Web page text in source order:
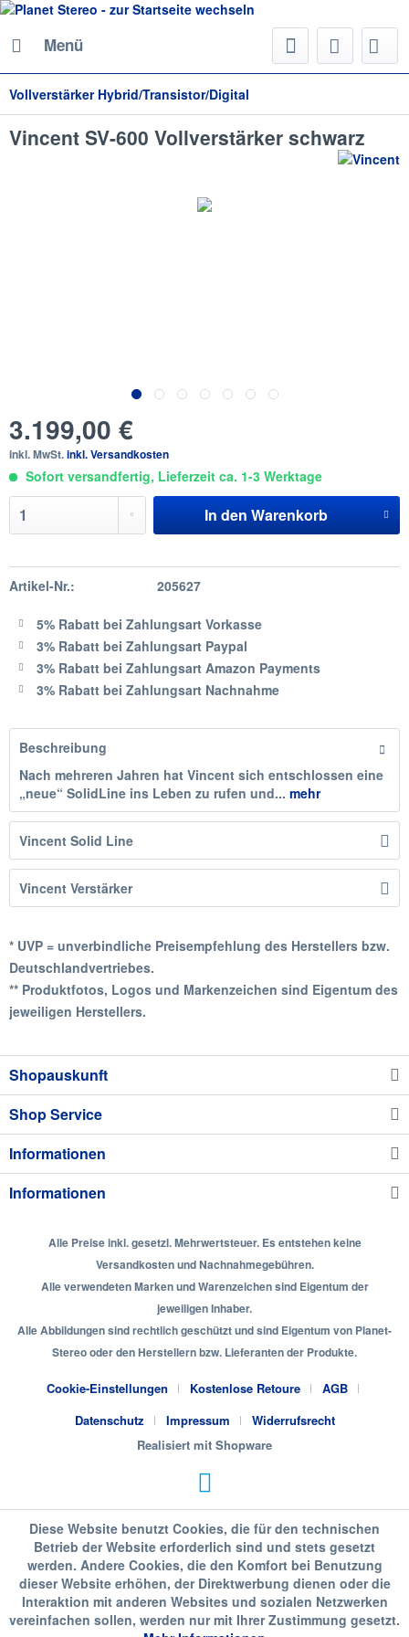
Menü
Vollverstärker Hybrid/Transistor/Digital
Vincent SV-600 Vollverstärker schwarz
3.199,00 €
inkl. MwSt.inkl. Versandkosten
Sofort versandfertig, Lieferzeit ca. 1-3 Werktage
In den Warenkorb
Artikel-Nr.: 205627
5% Rabatt bei Zahlungsart Vorkasse
3% Rabatt bei Zahlungsart Paypal
3% Rabatt bei Zahlungsart Amazon Payments
3% Rabatt bei Zahlungsart Nachnahme
Beschreibung
Nach mehreren Jahren hat Vincent sich entschlossen eine
„neue“ SolidLine ins Leben zu rufen und... mehr
Vincent Solid Line
Vincent Verstärker
* UVP = unverbindliche Preisempfehlung des Herstellers bzw.
Deutschlandvertriebes.
** Produktfotos, Logos und Markenzeichen sind Eigentum des
jeweiligen Herstellers.
Shopauskunft
Shop Service
Informationen
Informationen
Alle Preise inkl. gesetzl. Mehrwertsteuer. Es entstehen keine
Versandkosten und Nachnahmegebühren.
Alle verwendeten Marken und Warenzeichen sind Eigentum der
jeweiligen Inhaber.
Alle Abbildungen sind rechtlich geschützt und sind Eigentum von Planet-
Stereo oder den Herstellern bzw. Lieferanten der Produkte.
Cookie-Einstellungen Kostenlose Retoure
AGB
Datenschutz
Impressum
Widerrufsrecht
Realisiert mit Shopware
Diese Website benutzt Cookies, die für den technischen
Betrieb der Website erforderlich sind und stets gesetzt
werden. Andere Cookies, die den Komfort bei Benutzung
dieser Website erhöhen, der Direktwerbung dienen oder die
Interaktion mit anderen Websites und sozialen Netzwerken
vereinfachen sollen, werden nur mit Ihrer Zustimmung gesetzt.